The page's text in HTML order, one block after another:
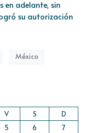
en adelante, sin
su autorización
México
V S
D
5 6
7